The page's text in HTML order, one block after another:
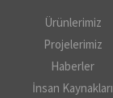
Ürünlerimiz
Projelerimiz
Haberler
İnsan Kaynakları